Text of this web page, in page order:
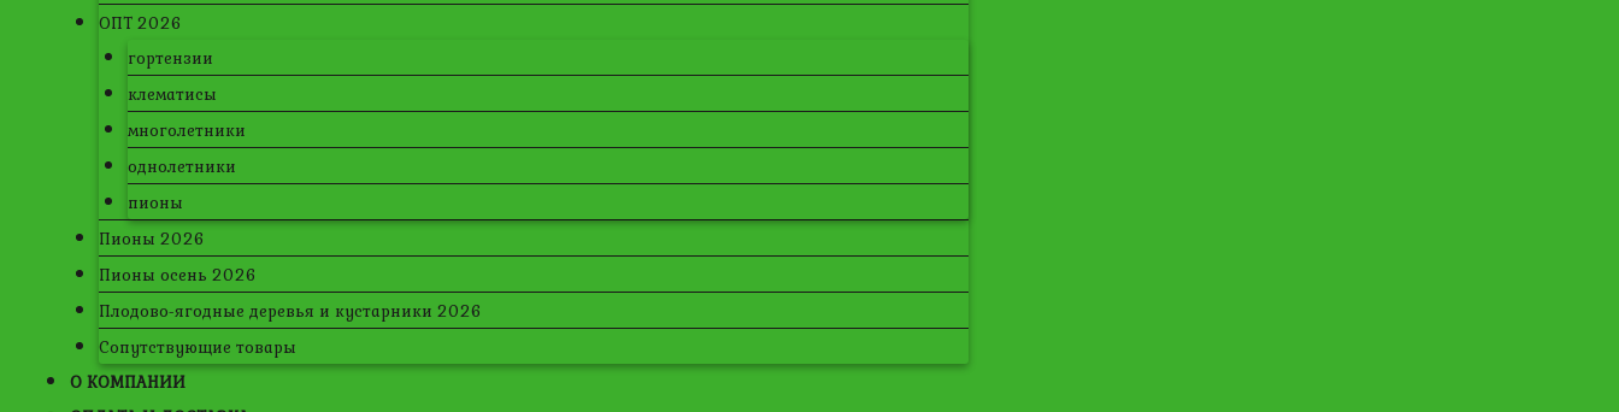
ОПТ 2026
гортензии
клематисы
многолетники
однолетники
пионы
Пионы 2026
Пионы осень 2026
Плодово-ягодные деревья и кустарники 2026
Сопутствующие товары
О КОМПАНИИ